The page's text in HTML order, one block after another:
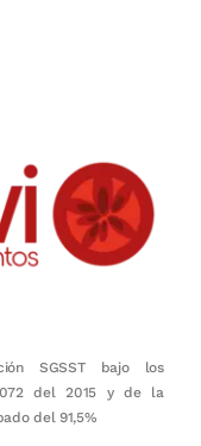
SGSST bajo los
del 2015 y de la
del 91,5%